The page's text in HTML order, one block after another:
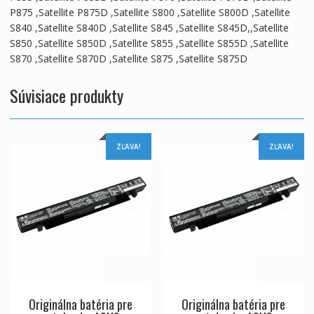
P875 ,Satellite P875D ,Satellite S800 ,Satellite S800D ,Satellite
S840 ,Satellite S840D ,Satellite S845 ,Satellite S845D,,Satellite
S850 ,Satellite S850D ,Satellite S855 ,Satellite S855D ,Satellite
S870 ,Satellite S870D ,Satellite S875 ,Satellite S875D
Súvisiace produkty
ZĽAVA!
Originálna batéria pre
ZĽAVA!
Originálna batéria pre